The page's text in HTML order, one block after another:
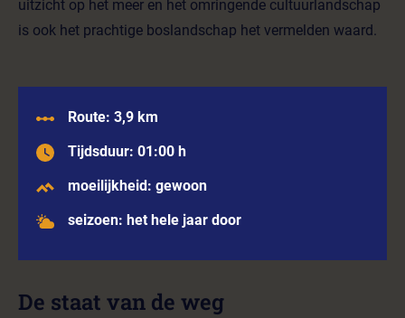
uitzicht op het meer en het omringende cultuurlandschap
is ook het prachtige boslandschap het vermelden waard.
Route: 3,9 km
Tijdsduur: 01:00 h
moeilijkheid: gewoon
seizoen: het hele jaar door
De staat van de weg